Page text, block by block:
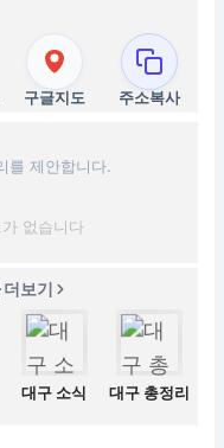
구글지도 주소복사
를 제안합니다.
없습니다
더보기
대구 소식 대구 총정리